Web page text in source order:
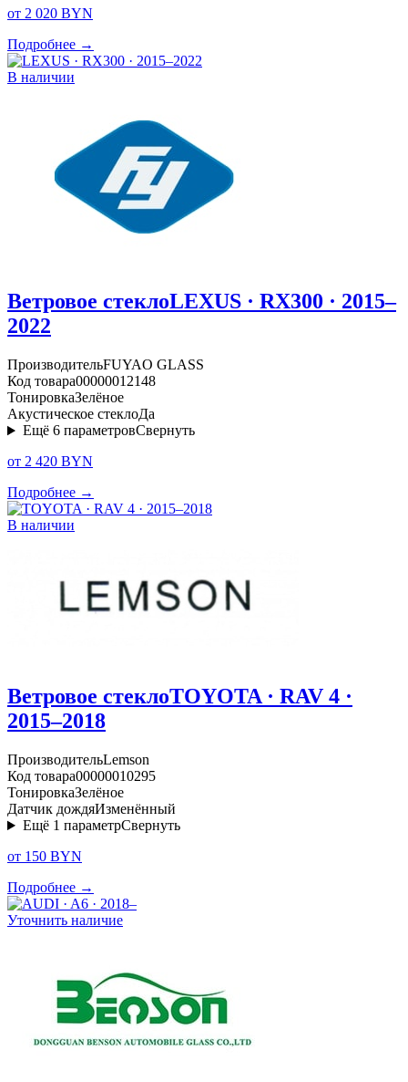
от 2 020 BYN
Подробнее →
В наличии
Ветровое стеклоLEXUS · RX300 · 2015–
2022
ПроизводительFUYAO GLASS
Код товара00000012148
ТонировкаЗелёное
Акустическое стеклоДа
Ещё 6 параметровСвернуть
от 2 420 BYN
Подробнее →
В наличии
Ветровое стеклоTOYOTA · RAV 4 ·
2015–2018
ПроизводительLemson
Код товара00000010295
ТонировкаЗелёное
Датчик дождяИзменённый
Ещё 1 параметрСвернуть
от 150 BYN
Подробнее →
Уточнить наличие